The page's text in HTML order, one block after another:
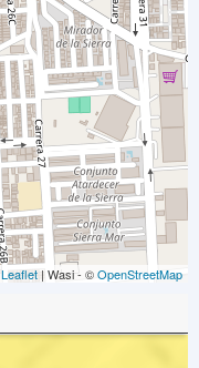
Leaflet| Wasi - ©OpenStreetMap